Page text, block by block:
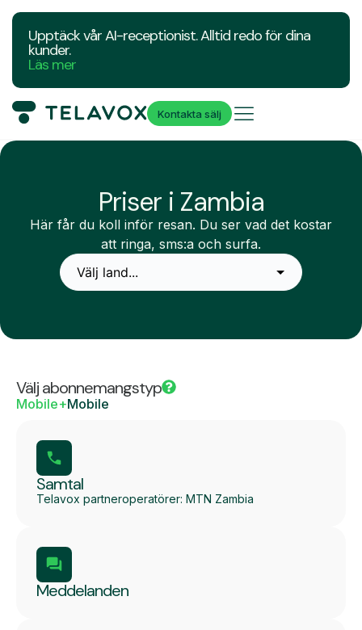
Upptäck vår AI-receptionist. Alltid redo för dina
kunder.
Läs mer
Kontakta sälj
Priser i Zambia
Här får du koll inför resan. Du ser vad det kostar
att ringa, sms:a och surfa.
Välj abonnemangstyp
Mobile+Mobile
Samtal
Telavox partneroperatörer: MTN Zambia
Meddelanden